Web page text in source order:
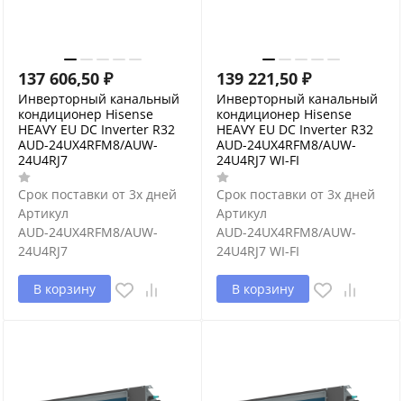
137 606,50 ₽
Инверторный канальный
кондиционер Hisense
HEAVY EU DC Inverter R32
AUD-24UX4RFM8/AUW-
24U4RJ7
Срок поставки от 3х дней
Артикул
AUD-24UX4RFM8/AUW-
24U4RJ7
В корзину
139 221,50 ₽
Инверторный канальный
кондиционер Hisense
HEAVY EU DC Inverter R32
AUD-24UX4RFM8/AUW-
24U4RJ7 WI-FI
Срок поставки от 3х дней
Артикул
AUD-24UX4RFM8/AUW-
24U4RJ7 WI-FI
В корзину